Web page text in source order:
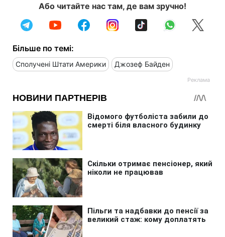
Або читайте нас там, де вам зручно!
Більше по темі:
Сполучені Штати Америки Джозеф Байден